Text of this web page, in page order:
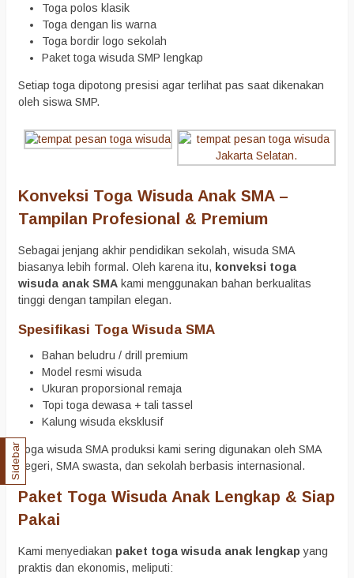
Toga polos klasik
Toga dengan lis warna
Toga bordir logo sekolah
Paket toga wisuda SMP lengkap
Setiap toga dipotong presisi agar terlihat pas saat dikenakan
oleh siswa SMP.
Konveksi Toga Wisuda Anak SMA –
Tampilan Profesional & Premium
Sebagai jenjang akhir pendidikan sekolah, wisuda SMA
biasanya lebih formal. Oleh karena itu, konveksi toga
wisuda anak SMA kami menggunakan bahan berkualitas
tinggi dengan tampilan elegan.
Spesifikasi Toga Wisuda SMA
Bahan beludru / drill premium
Model resmi wisuda
Ukuran proporsional remaja
Topi toga dewasa + tali tassel
Kalung wisuda eksklusif
Toga wisuda SMA produksi kami sering digunakan oleh SMA
negeri, SMA swasta, dan sekolah berbasis internasional.
Paket Toga Wisuda Anak Lengkap & Siap
Pakai
Kami menyediakan paket toga wisuda anak lengkap yang
praktis dan ekonomis, meliputi:
Sidebar